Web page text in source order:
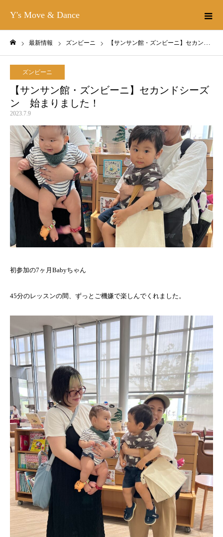
Y's Move & Dance
最新情報 ズンビーニ 【サンサン館・ズンビーニ】セカンドシーズン 始まりました！
ズンビーニ
【サンサン館・ズンビーニ】セカンドシーズ
ン 始まりました！
2023.7.9
初参加の7ヶ月Babyちゃん
45分のレッスンの間、ずっとご機嫌で楽しんでくれました。